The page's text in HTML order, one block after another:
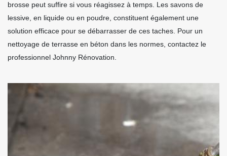
brosse peut suffire si vous réagissez à temps. Les savons de
lessive, en liquide ou en poudre, constituent également une
solution efficace pour se débarrasser de ces taches. Pour un
nettoyage de terrasse en béton dans les normes, contactez le
professionnel Johnny Rénovation.